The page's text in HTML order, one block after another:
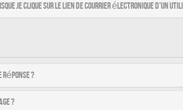
je clique sur le lien de courrier électronique d’un
réponse ?
?